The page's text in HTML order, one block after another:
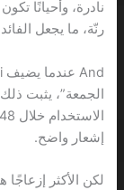
رنّة، ما يجعل الفائدة
إشعار واضح.
لكن الأكثر